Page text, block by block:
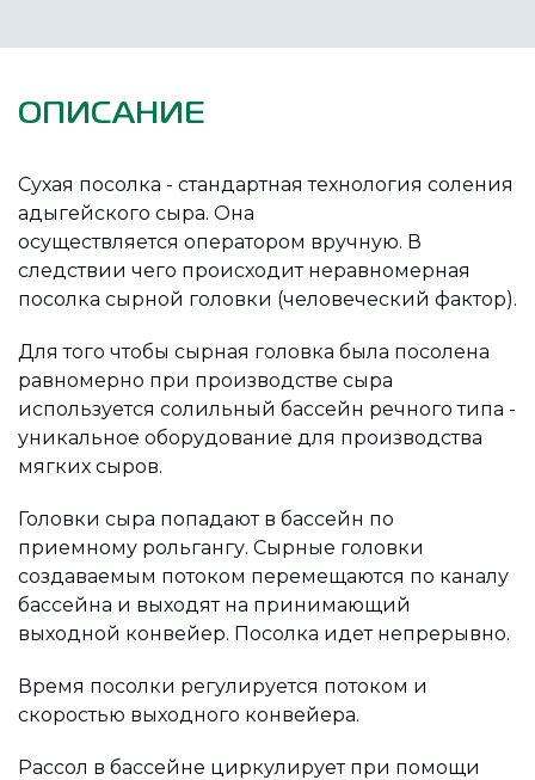
ОПИСАНИЕ
Сухая посолка - стандартная технология соления
адыгейского сыра. Она
осуществляется оператором вручную. В
следствии чего происходит неравномерная
посолка сырной головки (человеческий фактор).
Для того чтобы сырная головка была посолена
равномерно при производстве сыра
используется солильный бассейн речного типа -
уникальное оборудование для производства
мягких сыров.
Головки сыра попадают в бассейн по
приемному рольгангу. Сырные головки
создаваемым потоком перемещаются по каналу
бассейна и выходят на принимающий
выходной конвейер. Посолка идет непрерывно.
Время посолки регулируется потоком и
скоростью выходного конвейера.
Рассол в бассейне циркулирует при помощи